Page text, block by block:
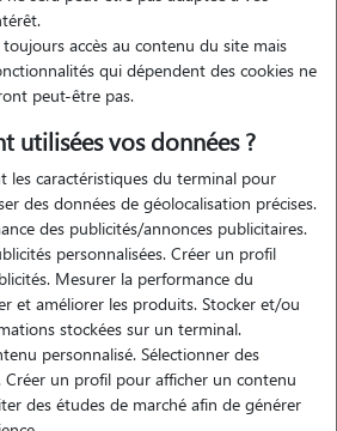
est âgé de bientôt 1 an. j'ai toujours sorti les
de ma famille. j'ai une très bonne
toujours accès au contenu du site mais
qui dépendent des cookies ne
peut-être pas.
utilisées vos données ?
les caractéristiques du terminal pour
des données de géolocalisation précises.
des publicités/annonces publicitaires.
personnalisées. Créer un profil
Mesurer la performance du
et améliorer les produits. Stocker et/ou
stockées sur un terminal.
personnalisé. Sélectionner des
Créer un profil pour afficher un contenu
des études de marché afin de générer